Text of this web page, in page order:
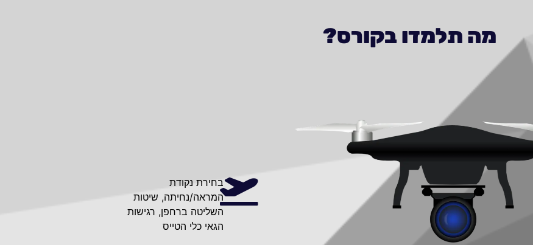
מה תלמדו בקורס?
בחירת נקודת
המראה/נחיתה, שיטות
השליטה ברחפן, רגישות
הגאי כלי הטייס